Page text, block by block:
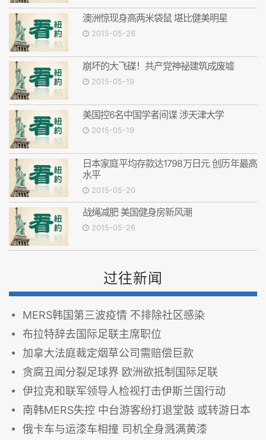
澳洲惊现身高两米袋鼠 堪比健美明星
2015-05-26
崩坏的大飞碟！共产党神祕建筑成废墟
2015-05-19
美国控6名中国学者间谍 涉天津大学
2015-05-19
日本家庭平均存款达1798万日元 创历年最高
水平
2015-05-20
战绳减肥 美国健身房新风潮
2015-05-26
过往新闻
MERS韩国第三波疫情 不排除社区感染
布拉特辞去国际足联主席职位
加拿大法庭裁定烟草公司需赔偿巨款
贪腐丑闻分裂足球界 欧洲欲抵制国际足联
伊拉克和联军领导人检视打击伊斯兰国行动
南韩MERS失控 中台游客纷打退堂鼓 或转游日本
俄卡车与运漆车相撞 司机全身溅满黄漆